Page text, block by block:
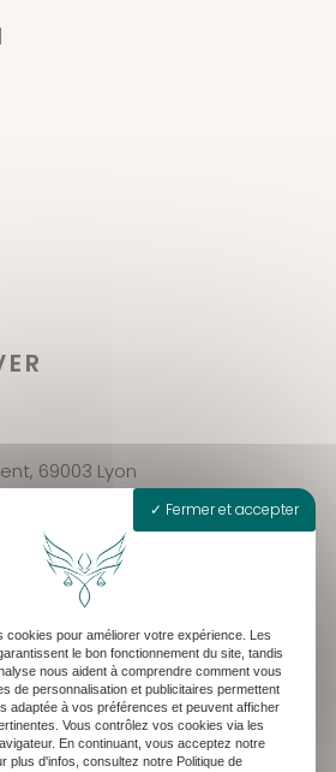
69003 Lyon
sur rendez-vous
- 13h
Fermer et accepter
cookies pour améliorer votre expérience. Les
le bon fonctionnement du site, tandis
nous aident à comprendre comment vous
de personnalisation et publicitaires permettent
adaptée à vos préférences et peuvent afficher
Vous contrôlez vos cookies via les
En continuant, vous acceptez notre
plus d'infos, consultez notre Politique de